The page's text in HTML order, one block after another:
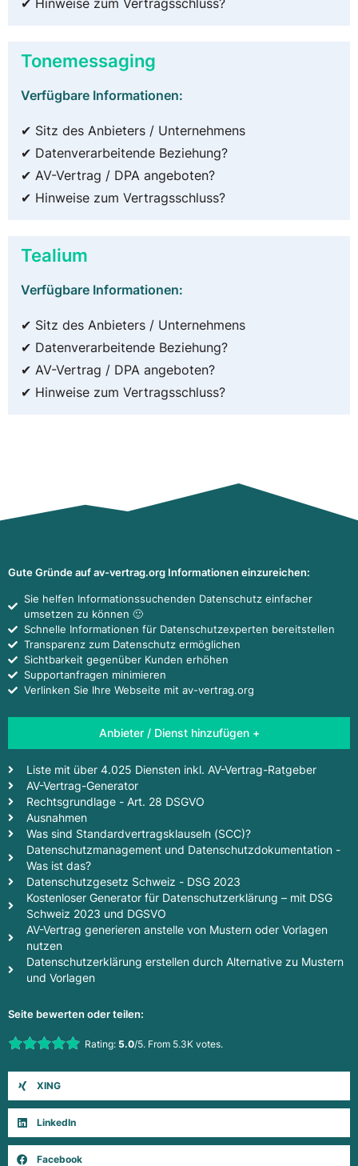
✔ Hinweise zum Vertragsschluss?
Tonemessaging
Verfügbare Informationen:
✔ Sitz des Anbieters / Unternehmens
✔ Datenverarbeitende Beziehung?
✔ AV-Vertrag / DPA angeboten?
✔ Hinweise zum Vertragsschluss?
Tealium
Verfügbare Informationen:
✔ Sitz des Anbieters / Unternehmens
✔ Datenverarbeitende Beziehung?
✔ AV-Vertrag / DPA angeboten?
✔ Hinweise zum Vertragsschluss?
Gute Gründe auf av-vertrag.org Informationen einzureichen:
Sie helfen Informationssuchenden Datenschutz einfacher
umsetzen zu können 🙂
Schnelle Informationen für Datenschutzexperten bereitstellen
Transparenz zum Datenschutz ermöglichen
Sichtbarkeit gegenüber Kunden erhöhen
Supportanfragen minimieren
Verlinken Sie Ihre Webseite mit av-vertrag.org
Anbieter / Dienst hinzufügen +
Liste mit über 4.025 Diensten inkl. AV-Vertrag-Ratgeber
AV-Vertrag-Generator
Rechtsgrundlage - Art. 28 DSGVO
Ausnahmen
Was sind Standardvertragsklauseln (SCC)?
Datenschutzmanagement und Datenschutzdokumentation -
Was ist das?
Datenschutzgesetz Schweiz - DSG 2023
Kostenloser Generator für Datenschutzerklärung – mit DSG
Schweiz 2023 und DGSVO
AV-Vertrag generieren anstelle von Mustern oder Vorlagen
nutzen
Datenschutzerklärung erstellen durch Alternative zu Mustern
und Vorlagen
Seite bewerten oder teilen:
Rate this item:Rating: 5.0/5. From 5.3K votes.
XING
LinkedIn
Facebook